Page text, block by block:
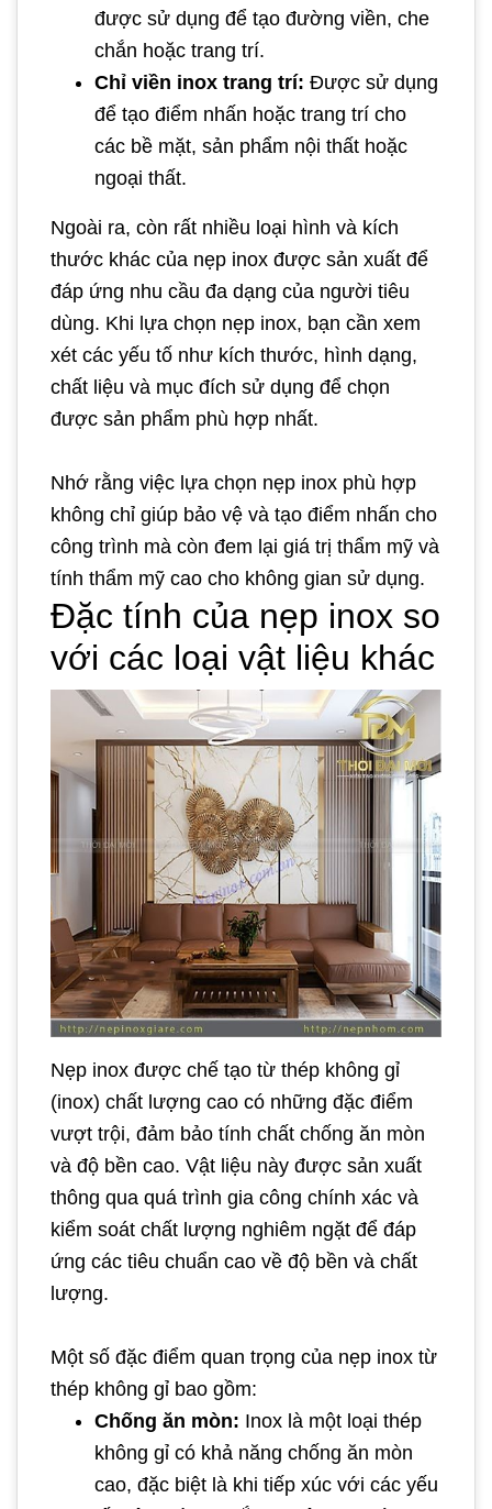
được sử dụng để tạo đường viền, che
chắn hoặc trang trí.
Chỉ viền inox trang trí: Được sử dụng
để tạo điểm nhấn hoặc trang trí cho
các bề mặt, sản phẩm nội thất hoặc
ngoại thất.
Ngoài ra, còn rất nhiều loại hình và kích
thước khác của nẹp inox được sản xuất để
đáp ứng nhu cầu đa dạng của người tiêu
dùng. Khi lựa chọn nẹp inox, bạn cần xem
xét các yếu tố như kích thước, hình dạng,
chất liệu và mục đích sử dụng để chọn
được sản phẩm phù hợp nhất.
Nhớ rằng việc lựa chọn nẹp inox phù hợp
không chỉ giúp bảo vệ và tạo điểm nhấn cho
công trình mà còn đem lại giá trị thẩm mỹ và
tính thẩm mỹ cao cho không gian sử dụng.
Đặc tính của nẹp inox so
với các loại vật liệu khác
Nẹp inox được chế tạo từ thép không gỉ
(inox) chất lượng cao có những đặc điểm
vượt trội, đảm bảo tính chất chống ăn mòn
và độ bền cao. Vật liệu này được sản xuất
thông qua quá trình gia công chính xác và
kiểm soát chất lượng nghiêm ngặt để đáp
ứng các tiêu chuẩn cao về độ bền và chất
lượng.
Một số đặc điểm quan trọng của nẹp inox từ
thép không gỉ bao gồm:
Chống ăn mòn: Inox là một loại thép
không gỉ có khả năng chống ăn mòn
cao, đặc biệt là khi tiếp xúc với các yếu